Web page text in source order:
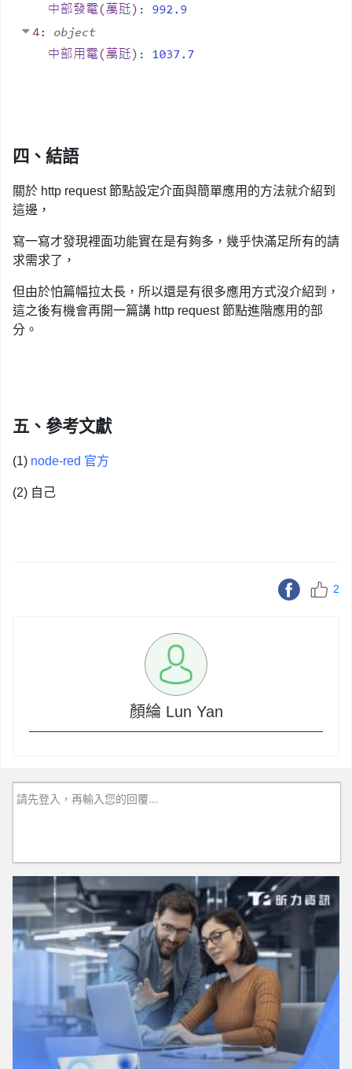
四、結語
關於 http request 節點設定介面與簡單應用的方法就介紹到
這邊，
寫一寫才發現裡面功能實在是有夠多，幾乎快滿足所有的請
求需求了，
但由於怕篇幅拉太長，所以還是有很多應用方式沒介紹到，
這之後有機會再開一篇講 http request 節點進階應用的部
分。
五、參考文獻
(1) node-red 官方
(2) 自己
2
顏綸 Lun Yan
請先登入，再輸入您的回覆...